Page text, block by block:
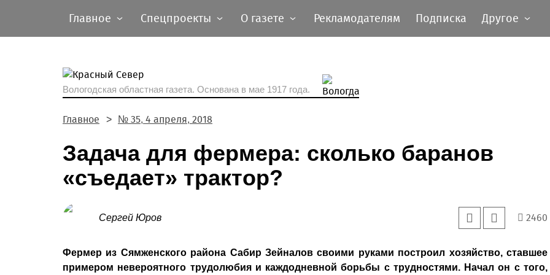
Главное Спецпроекты О газете Рекламодателям Подписка Другое
Вологодская областная газета. Основана в мае 1917 года.
Главное № 35, 4 апреля, 2018
Задача для фермера: сколько баранов
«съедает» трактор?
Сергей Юров 2460
Фермер из Сямженского района Сабир Зейналов своими руками построил хозяйство, ставшее
примером невероятного трудолюбия и каждодневной борьбы с трудностями. Начал он с того,